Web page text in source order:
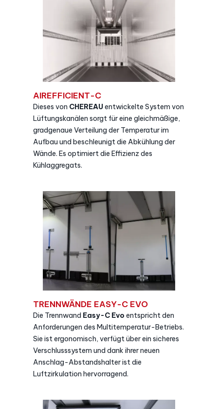
AIREFFICIENT-C
Dieses von CHEREAUentwickelte System von
Lüftungskanälen sorgt für eine gleichmäßige,
gradgenaue Verteilung der Temperatur im
Aufbau und beschleunigt die Abkühlung der
Wände. Es optimiert die Effizienz des
Kühlaggregats.
TRENNWÄNDE EASY-C EVO
Die Trennwand Easy-C Evo entspricht den
Anforderungen des Multitemperatur-Betriebs.
Sie ist ergonomisch, verfügt über ein sicheres
Verschlusssystem und dank ihrer neuen
Anschlag-Abstandshalter ist die
Luftzirkulation hervorragend.